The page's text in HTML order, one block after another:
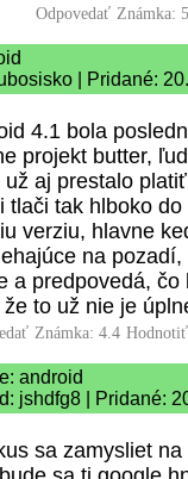
Odpovedať Známka:
| Pridané:
4.1 bola
projekt butter,
už aj prestalo
tlači tak hlboko
verziu, hlavne
na
a predpovedá,
že to už nie je
Známka: 4.4
android
jshdfg8 | Pridané:
sa zamysliet